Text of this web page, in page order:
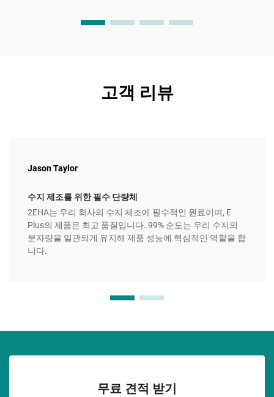
고객 리뷰
Jason Taylor
수지 제조를 위한 필수 단량체
2EHA는 우리 회사의 수지 제조에 필수적인 원료이며, E
Plus의 제품은 최고 품질입니다. 99% 순도는 우리 수지의
분자량을 일관되게 유지해 제품 성능에 핵심적인 역할을 합
니다.
무료 견적 받기